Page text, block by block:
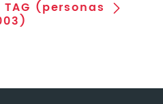
(personas